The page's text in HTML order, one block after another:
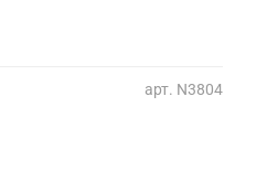
арт. N3804